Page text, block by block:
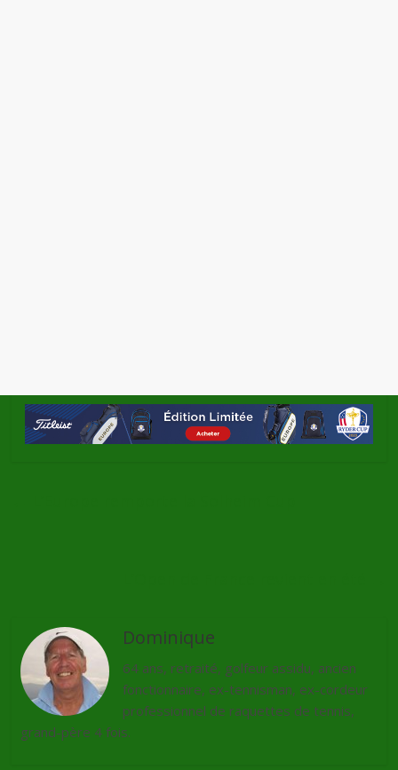
Dominique
64 ans, retraité, golfeur assidu, ancien
fonctionnaire, ex-tennisman, ex-cordeur
professionnel de raquettes de tennis,
grand-père 4 fois.